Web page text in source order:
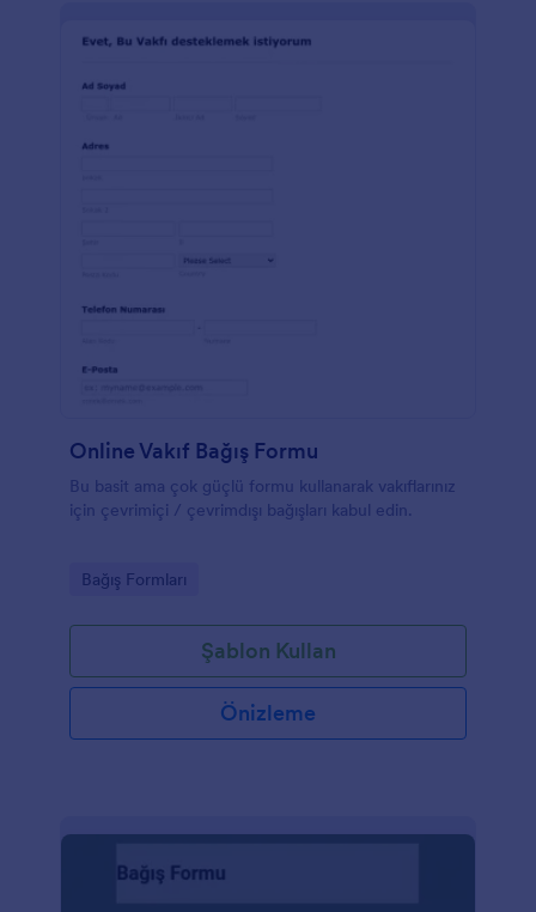
ile kağıt formlardan kurtulun ve bağışları online olarak
Online Vakıf Bağış Formu
Bu basit ama çok güçlü formu kullanarak vakıflarınız
için çevrimiçi / çevrimdışı bağışları kabul edin.
Go to Category:
Bağış Formları
Şablon Kullan
Önizleme